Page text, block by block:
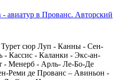
авиатур в Прованс. Авторский
сюр Луп - Канны - Сен-
- Кассис - Каланки - Экс-ан-
- Менерб - Арль- Ле-Бо-Де
Реми де Прованс – Авиньон -